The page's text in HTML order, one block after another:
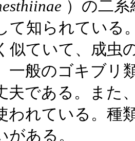
）の二
て知られている
似ていて、成虫
一般のゴキブリ
夫である。また
われている。種
がある。